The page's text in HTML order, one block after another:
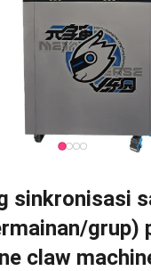
sinkronisasi
grup)
claw